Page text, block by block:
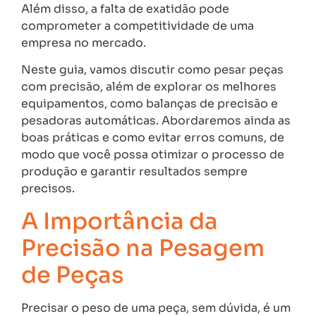
Além disso, a falta de exatidão pode
comprometer a competitividade de uma
empresa no mercado.
Neste guia, vamos discutir como pesar peças
com precisão, além de explorar os melhores
equipamentos, como balanças de precisão e
pesadoras automáticas. Abordaremos ainda as
boas práticas e como evitar erros comuns, de
modo que você possa otimizar o processo de
produção e garantir resultados sempre
precisos.
A Importância da
Precisão na Pesagem
de Peças
Precisar o peso de uma peça, sem dúvida, é um